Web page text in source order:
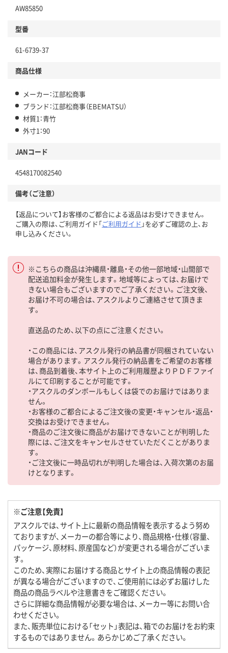
AW85850
型番
61-6739-37
商品仕様
メーカー：江部松商事
ブランド：江部松商事（EBEMATSU）
材質1：青竹
外寸1：90
JANコード
4548170082540
備考（ご注意）
【返品について】お客様のご都合による返品はお受けできません。
ご購入の際は、ご利用ガイド「ご利用ガイド 」を必ずご確認の上、お
申し込みください。
※こちらの商品は沖縄県・離島・その他一部地域・山間部で
配送追加料金が発生します。地域等によっては、お届けで
きない場合もございますのでご了承ください。ご注文後、
お届け不可の場合は、アスクルよりご連絡させて頂きま
す。
直送品のため、以下の点にご注意ください。
・この商品には、アスクル発行の納品書が同梱されていない
場合があります。アスクル発行の納品書をご希望のお客様
は、商品到着後、本サイト上のご利用履歴よりＰＤＦファイ
ルにて印刷することが可能です。
・アスクルのダンボールもしくは袋でのお届けではありま
せん。
・お客様のご都合によるご注文後の変更・キャンセル・返品・
交換はお受けできません。
・商品のご注文後に商品がお届けできないことが判明した
際には、ご注文をキャンセルさせていただくことがありま
す。
・ご注文後に一時品切れが判明した場合は、入荷次第のお届
けとなります。
※ご注意【免責】
アスクルでは、サイト上に最新の商品情報を表示するよう努め
ておりますが、メーカーの都合等により、商品規格・仕様（容量、
パッケージ、原材料、原産国など）が変更される場合がございま
す。
このため、実際にお届けする商品とサイト上の商品情報の表記
が異なる場合がございますので、ご使用前には必ずお届けした
商品の商品ラベルや注意書きをご確認ください。
さらに詳細な商品情報が必要な場合は、メーカー等にお問い合
わせください。
また、販売単位における「セット」表記は、箱でのお届けをお約束
するものではありません。あらかじめご了承ください。